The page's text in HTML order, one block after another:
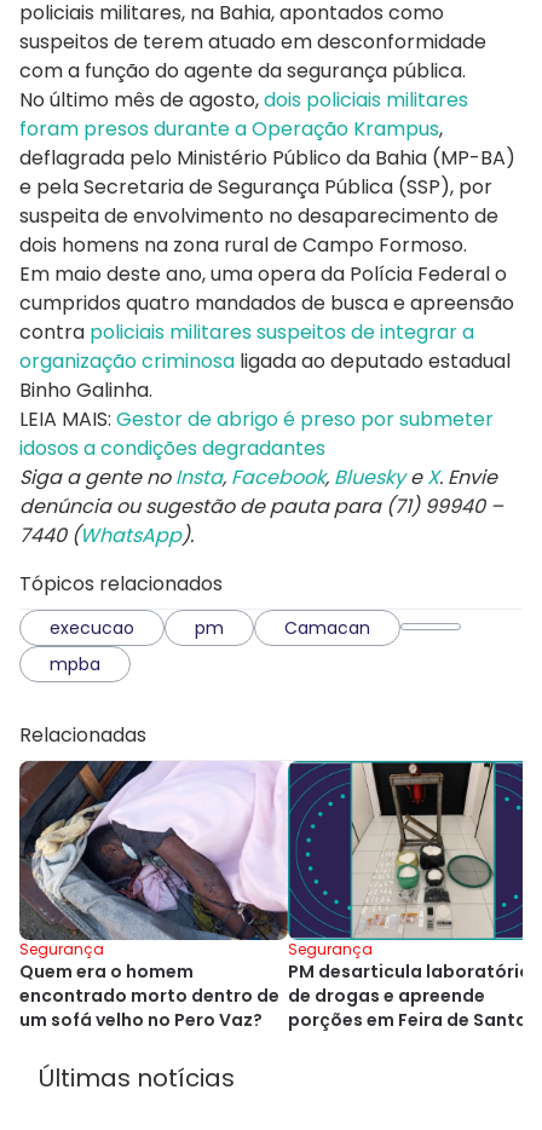
policiais militares, na Bahia, apontados como
suspeitos de terem atuado em desconformidade
com a função do agente da segurança pública.
No último mês de agosto,dois policiais militares
foram presos durante a Operação Krampus,
deflagrada pelo Ministério Público da Bahia (MP-BA)
e pela Secretaria de Segurança Pública (SSP), por
suspeita de envolvimento no desaparecimento de
dois homens na zona rural de Campo Formoso.
Em maio deste ano, uma opera da Polícia Federal o
cumpridos quatro mandados de busca e apreensão
contra policiais militares suspeitos de integrar a
organização criminosa ligada ao deputado estadual
Binho Galinha.
LEIA MAIS: Gestor de abrigo é preso por submeter
idosos a condições degradantes
Siga a gente noInsta, Facebook, BlueskyeX. Envie
denúncia ou sugestão de pauta para (71) 99940 –
7440 (WhatsApp).
Tópicos relacionados
execucao pm
Camacan
mpba
Relacionadas
Segurança
Quem era o homem
encontrado morto dentro de
um sofá velho no Pero Vaz?
Segurança
PM desarticula laboratório
de drogas e apreende
porções em Feira de
Últimas notícias